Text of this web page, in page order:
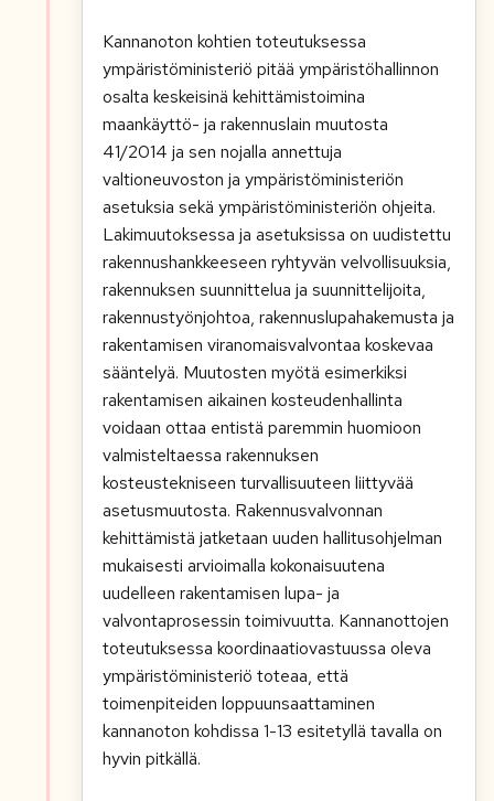
Kannanoton kohtien toteutuksessa
ympäristöministeriö pitää ympäristöhallinnon
osalta keskeisinä kehittämistoimina
maankäyttö- ja rakennuslain muutosta
41/2014 ja sen nojalla annettuja
valtioneuvoston ja ympäristöministeriön
asetuksia sekä ympäristöministeriön ohjeita.
Lakimuutoksessa ja asetuksissa on uudistettu
rakennushankkeeseen ryhtyvän velvollisuuksia,
rakennuksen suunnittelua ja suunnittelijoita,
rakennustyönjohtoa, rakennuslupahakemusta ja
rakentamisen viranomaisvalvontaa koskevaa
sääntelyä. Muutosten myötä esimerkiksi
rakentamisen aikainen kosteudenhallinta
voidaan ottaa entistä paremmin huomioon
valmisteltaessa rakennuksen
kosteustekniseen turvallisuuteen liittyvää
asetusmuutosta. Rakennusvalvonnan
kehittämistä jatketaan uuden hallitusohjelman
mukaisesti arvioimalla kokonaisuutena
uudelleen rakentamisen lupa- ja
valvontaprosessin toimivuutta. Kannanottojen
toteutuksessa koordinaatiovastuussa oleva
ympäristöministeriö toteaa, että
toimenpiteiden loppuunsaattaminen
kannanoton kohdissa 1-13 esitetyllä tavalla on
hyvin pitkällä.